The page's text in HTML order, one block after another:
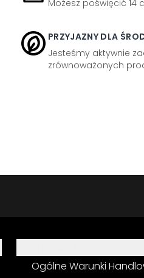
Możesz poświęcić 14
PRZYJAZNY DLA
Jesteśmy aktywnie
zrównoważonych
Ogólne Warunki